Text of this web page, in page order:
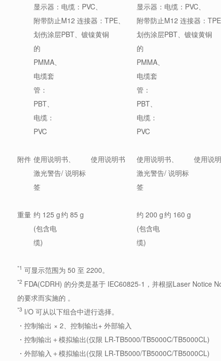
显示器：
附带防止
划伤涂层
的
PMMA、
电缆套
管：
PBT、
电缆：
PVC
电缆：PVC、
M12 连接器：TPE、
PBT、镀镍黄铜
显示器：
附带防止
划伤涂层
的
PMMA、
电缆套
管：
PBT、
电缆：
PVC
电缆：PVC、
M12 连接器：
PBT、镀镍黄铜
附件 使用说明书、
激光警告/ 说明标
签
使用说明书
使用说明书、
激光警告/ 说明标
签
使用说
重量 约 125 g
(包含电
缆)
约 85 g
约 200 g
(包含电
缆)
约 160 g
*1 可显示范围为 50 至 2200。
*2 FDA(CDRH) 的分类是基于 IEC60825-1，并根据Laser Notice
的要求而实施的 。
*3 I/O 可从以下组合中进行选择。
・控制输出 × 2、控制输出+ 外部输入
・控制输出＋模拟输出(仅限 LR-TB5000/TB5000C/TB5000CL)
・外部输入＋模拟输出(仅限 LR-TB5000/TB5000C/TB5000CL)